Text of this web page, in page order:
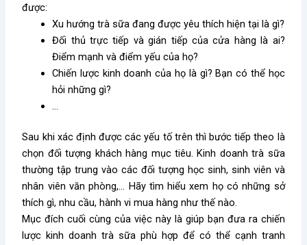
được:
Xu hướng trà sữa đang được yêu thích hiện tại là gì?
Đối thủ trực tiếp và gián tiếp của cửa hàng là ai?
Điểm mạnh và điểm yếu của họ?
Chiến lược kinh doanh của họ là gì? Bạn có thể học
hỏi những gì?
Sau khi xác định được các yếu tố trên thì bước tiếp theo là
chọn đối tượng khách hàng mục tiêu. Kinh doanh trà sữa
thường tập trung vào các đối tượng học sinh, sinh viên và
nhân viên văn phòng,… Hãy tìm hiểu xem họ có những sở
thích gì, nhu cầu, hành vi mua hàng như thế nào.
Mục đích cuối cùng của việc này là giúp bạn đưa ra chiến
lược kinh doanh trà sữa phù hợp để có thể cạnh tranh